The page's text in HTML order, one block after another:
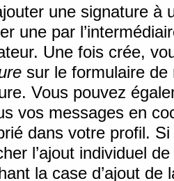
une signature à
une par
Une fois crée,
sur le formulaire de
Vous pouvez
vos messages en
dans votre profil.
l’ajout individuel
la case d’ajout